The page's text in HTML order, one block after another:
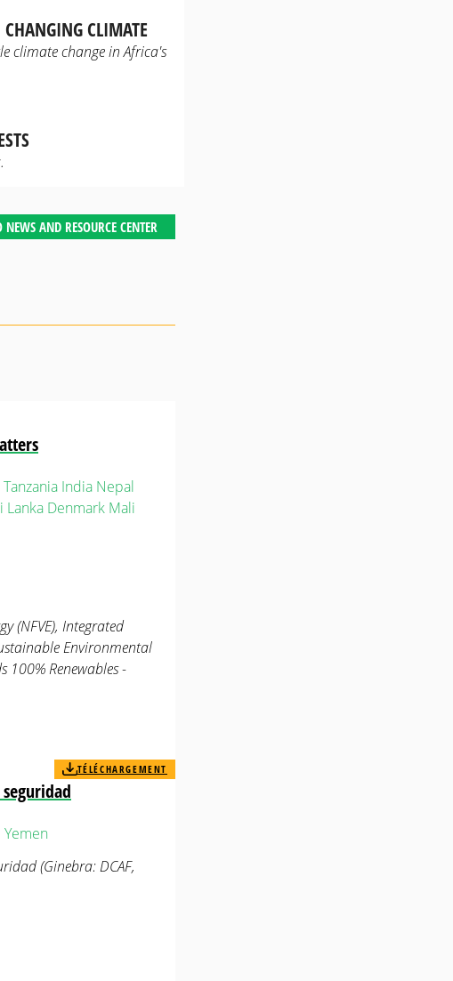
CLIMATE
climate change in Africa's
NEWS AND RESOURCE CENTER
Tanzania India Nepal
Lanka Denmark Mali
(NFVE), Integrated
Environmental
100% Renewables -
TÉLÉCHARGEMENT
Yemen
(Ginebra: DCAF,